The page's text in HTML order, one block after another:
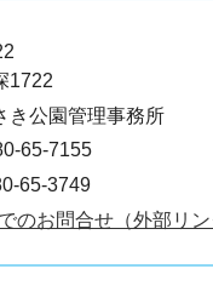
1722
き公園管理事務所
65-7155
65-3749
のお問合せ（外部リン